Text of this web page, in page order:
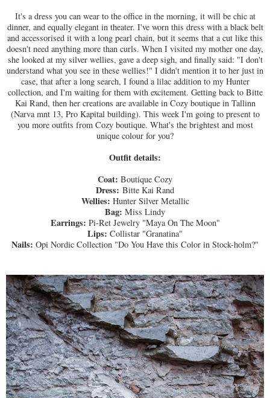
It's a dress you can wear to the office in the morning, it will be chic at
dinner, and equally elegant in theater. I've worn this dress with a black belt
and accessorised it with a long pearl chain, but it seems that a cut like this
doesn't need anything more than curls. When I visited my mother one day,
she looked at my silver wellies, gave a deep sigh, and finally said: "I don't
understand what you see in these wellies!" I didn't mention it to her just in
case, that after a long search, I found a lilac addition to my Hunter
collection, and I'm waiting for them with excitement. Getting back to Bitte
Kai Rand, then her creations are available in Cozy boutique in Tallinn
(Narva mnt 13, Pro Kapital building). This week I'm going to present to
you more outfits from Cozy boutique. What's the brightest and most
unique colour for you?
Outfit details:
Coat: Boutique Cozy
Dress: Bitte Kai Rand
Wellies: Hunter Silver Metallic
Bag: Miss Lindy
Earrings: Pi-Ret Jewelry "Maya On The Moon"
Lips: Collistar "Granatina"
Nails: Opi Nordic Collection "Do You Have this Color in Stock-holm?"